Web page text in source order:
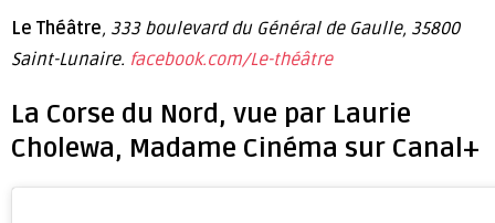
Le Théâtre, 333 boulevard du Général de Gaulle, 35800
Saint-Lunaire. facebook.com/Le-théâtre
La Corse du Nord, vue par Laurie
Cholewa, Madame Cinéma sur Canal+